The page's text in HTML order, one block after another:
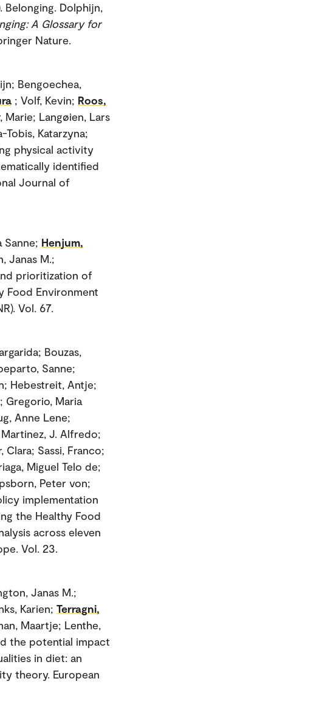
Belonging. Dolphijn,
A Glossary for
Nature.
Bengoechea,
; Volf, Kevin; Roos,
Marie; Langøien, Lars
Katarzyna;
physical activity
identified
Journal of
Sanne; Henjum,
Janas M.;
prioritization of
Food Environment
Vol. 67.
Bouzas,
Sanne;
Hebestreit, Antje;
Gregorio, Maria
Anne Lene;
Martinez, J. Alfredo;
Clara; Sassi, Franco;
Miguel Telo de;
Peter von;
implementation
the Healthy Food
across eleven
Vol. 23.
Janas M.;
Karien; Terragni,
Maartje; Lenthe,
the potential impact
in diet: an
theory. European